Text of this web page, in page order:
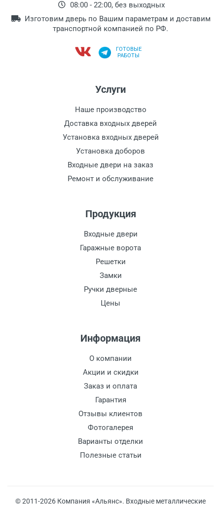
08:00 - 22:00, без выходных
Изготовим дверь по Вашим параметрам и доставим
транспортной компанией по РФ.
ГОТОВЫЕ
РАБОТЫ
Услуги
Наше производство
Доставка входных дверей
Установка входных дверей
Установка доборов
Входные двери на заказ
Ремонт и обслуживание
Продукция
Входные двери
Гаражные ворота
Решетки
Замки
Ручки дверные
Цены
Информация
О компании
Акции и скидки
Заказ и оплата
Гарантия
Отзывы клиентов
Фотогалерея
Варианты отделки
Полезные статьи
© 2011-2026 Компания «Альянс». Входные металлические